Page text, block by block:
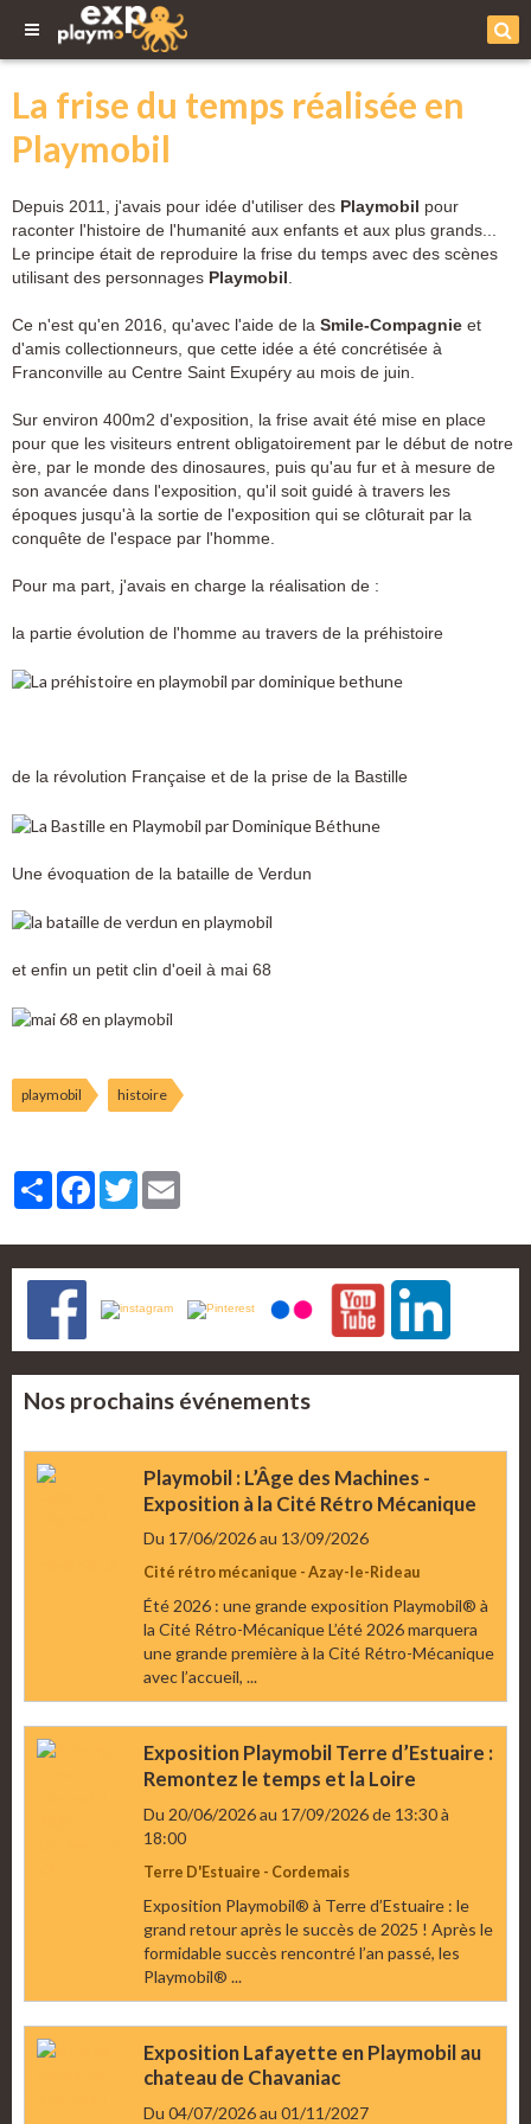
La frise du temps réalisée en
Playmobil
Depuis 2011, j'avais pour idée d'utiliser des Playmobil pour
raconter l'histoire de l'humanité aux enfants et aux plus grands...
Le principe était de reproduire la frise du temps avec des scènes
utilisant des personnages Playmobil
Ce n'est qu'en 2016, qu'avec l'aide de la Smile-Compagnie et
d'amis collectionneurs, que cette idée a été concrétisée à
Franconville au Centre Saint Exupéry au mois de juin.
Sur environ 400m2 d'exposition, la frise avait été mise en place
pour que les visiteurs entrent obligatoirement par le début de notre
ère, par le monde des dinosaures, puis qu'au fur et à mesure de
son avancée dans l'exposition, qu'il soit guidé à travers les
époques jusqu'à la sortie de l'exposition qui se clôturait par la
conquête de l'espace par l'homme.
Pour ma part, j'avais en charge la réalisation de :
la partie évolution de l'homme au travers de la préhistoire
de la révolution Française et de la prise de la Bastille
Une évoquation de la bataille de Verdun
et enfin un petit clin d'oeil à mai 68
playmobil histoire
PartagerFacebook
Twitter
Nos prochains événements
Playmobil : L’Âge des Machines -
Exposition à la Cité Rétro Mécanique
Du 17/06/2026au 13/09/2026
Cité rétro mécanique - Azay-le-Rideau
Été 2026 : une grande exposition Playmobil® à
la Cité Rétro-Mécanique L’été 2026 marquera
une grande première à la Cité Rétro-Mécanique
avec l’accueil, ...
Exposition Playmobil Terre d’Estuaire :
Remontez le temps et la Loire
Du 20/06/2026au 17/09/2026de 13:30à
18:00
Terre D'Estuaire - Cordemais
Exposition Playmobil® à Terre d’Estuaire : le
grand retour après le succès de 2025 ! Après le
formidable succès rencontré l’an passé, les
Playmobil® ...
Exposition Lafayette en Playmobil au
chateau de Chavaniac
Du 04/07/2026au 01/11/2027